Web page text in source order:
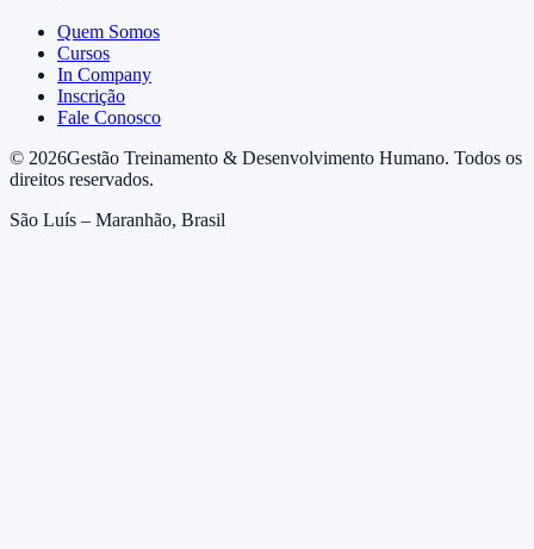
Quem Somos
Cursos
In Company
Inscrição
Fale Conosco
© 2026Gestão Treinamento & Desenvolvimento Humano. Todos os
direitos reservados.
São Luís – Maranhão, Brasil